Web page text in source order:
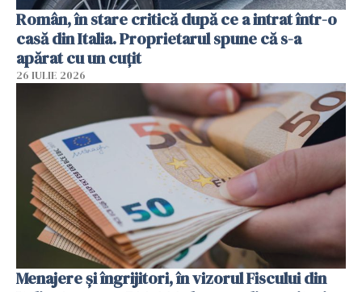
Român, în stare critică după ce a intrat într-o
casă din Italia. Proprietarul spune că s-a
apărat cu un cuțit
26 IULIE 2026
Menajere și îngrijitori, în vizorul Fiscului din